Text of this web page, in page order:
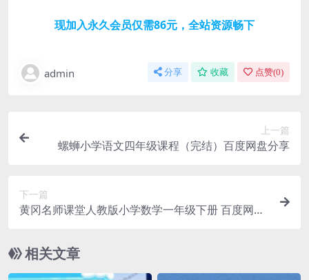
现加入永久会员仅需86元，全站资源畅下
admin 分享 收藏 点赞(0)
上一篇
螺蛳小学语文四年级课程（完结）百度网盘分享
下一篇
黄冈名师课堂人教版小学数学一年级下册 百度网盘
相关文章